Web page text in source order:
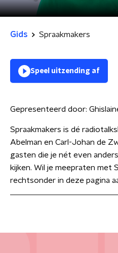
Gids Spraakmakers
Speel uitzending af
Gepresenteerd door:
Spraakmakers is dé
Abelman en Carl-Johan de
gasten die je nét even
kijken. Wil je meepraten met
rechtsonder in deze pagina